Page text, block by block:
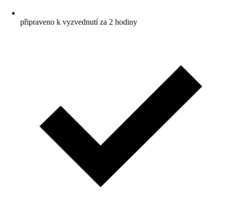
připraveno k vyzvednutí za 2 hodiny